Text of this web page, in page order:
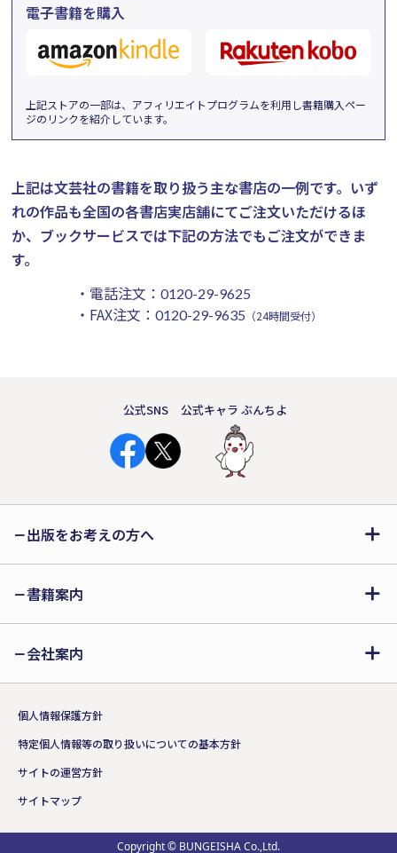
電子書籍を購入
上記ストアの一部は、アフィリエイトプログラムを利用し書籍購入ペー
ジのリンクを紹介しています。
上記は文芸社の書籍を取り扱う主な書店の一例です。 いず
れの作品も全国の各書店実店舗にてご注文いただけるほ
か、ブックサービスでは下記の方法でもご注文ができま
す。
・電話注文： 0120-29-9625
・FAX注文： 0120-29-9635 （24時間受付）
公式SNS 公式キャラ ぶんちよ
出版をお考えの方へ
書籍案内
会社案内
個人情報保護方針
特定個人情報等の取り扱いについての基本方針
サイトの運営方針
サイトマップ
Copyright © BUNGEISHA Co.,Ltd.